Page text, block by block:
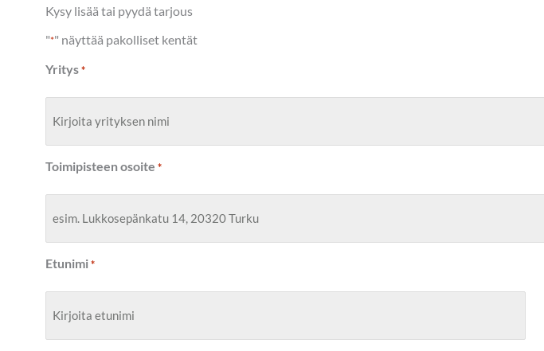
Kysy lisää tai pyydä tarjous
"*" näyttää pakolliset kentät
Yritys *
Toimipisteen osoite *
Etunimi *